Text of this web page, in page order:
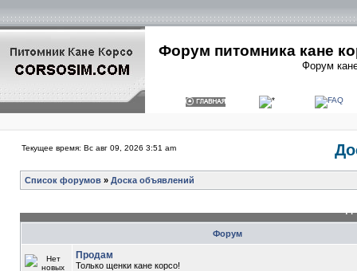
Форум питомника кане
Форум
Текущее время: Вс авг 09, 2026 3:51 am
Список форумов » Доска объявлений
Форум
Продам
Только щенки кане корсо!